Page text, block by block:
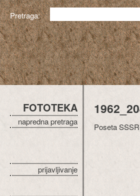
Pretraga:
FOTOTEKA
napredna pretraga
prijavljivanje
Poseta